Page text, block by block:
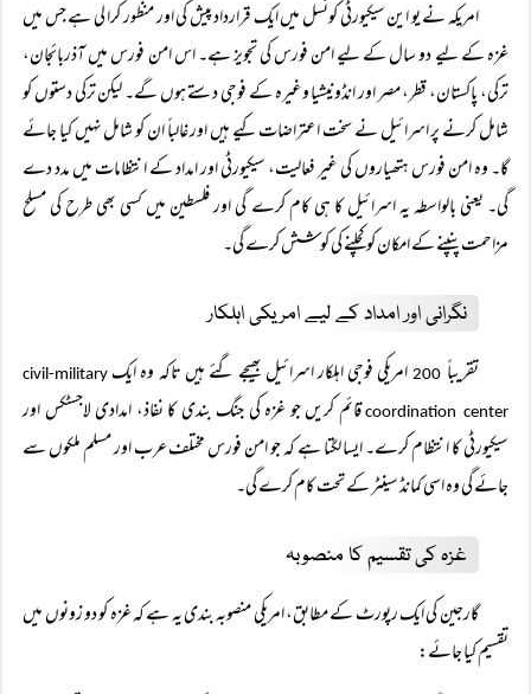
امریکہ نے یو این سیکیورٹی کونسل میں ایک قرارداد پیش کی اور منظور کرا لی ہے جس میں
غزہ کے لیے دو سال کے لیے امن فورس کی تجویز ہے۔ اس امن فورس میں آذربائجان،
ترکی، پاکستان، قطر، مصر اور انڈونیشیا وغیرہ کے فوجی دستے ہوں گے۔ لیکن ترکی دستوں کو
شامل کرنے پر اسرائیل نے سخت اعتراضات کیے ہیں اور غالباً‌ ان کو شامل نہیں کیا جائے
گا۔ وہ امن فورس ہتھیاروں کی غیر فعالیت، سیکیورٹی اور امداد کے انتظامات میں مدد دے
گی۔ یعنی بالواسطہ یہ اسرائیل کا ہی کام کرے گی اور فلسطین میں کسی بھی طرح کی مسلح
مزاحمت پنپنے کے امکان کو کچلنے کی کوشش کرے گی۔
نگرانی اور امداد کے لیے امریکی اہلکار
تقریباً 200 امریکی فوجی اہلکار اسرائیل بھیجے گئے ہیں تاکہ وہ ایک civil-military
coordination centerقائم کریں جو غزہ کی جنگ بندی کا نفاذ، امدادی لاجسٹکس اور
سیکیورٹی کا انتظام کرے۔ ایسا لگتا ہے کہ جو امن فورس مختلف عرب اور مسلم ملکوں سے
جائے گی وہ اسی کمانڈ سینٹر کے تحت کام کرے گی۔
غزہ کی تقسیم کا منصوبہ
گارجین کی ایک رپورٹ کے مطابق، امریکی منصوبہ بندی یہ ہے کہ غزہ کو دو زونوں میں
تقسیم کیا جائے: